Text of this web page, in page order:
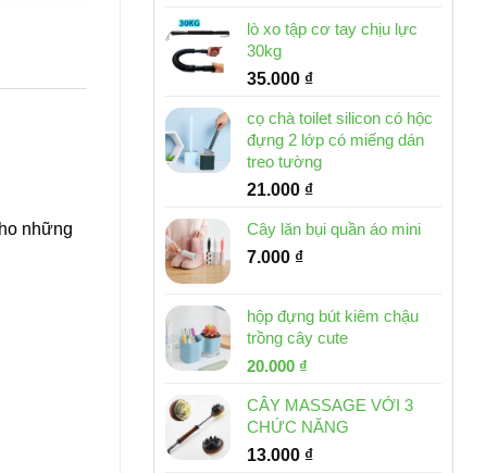
lò xo tập cơ tay chịu lực
30kg
35.000 ₫
cọ chà toilet silicon có hộc
đựng 2 lớp có miếng dán
treo tường
21.000 ₫
Cây lăn bụi quần áo mini
7.000 ₫
hộp đựng bút kiêm chậu
trồng cây cute
Giá
là:
30.000 ₫.
20.000 ₫
tại
là:
20.000 ₫.
CÂY MASSAGE VỚI 3
CHỨC NĂNG
13.000 ₫
những